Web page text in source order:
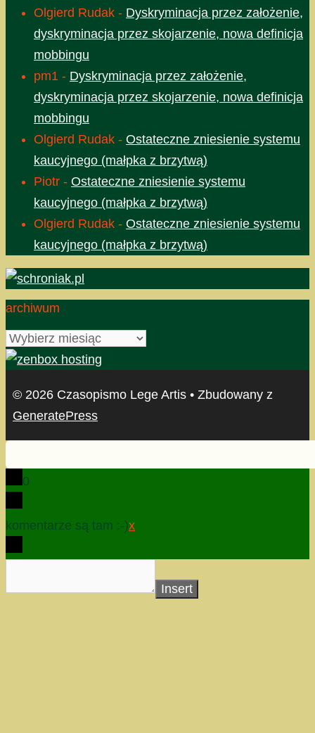
Olgierd Rudak - Dyskryminacja przez założenie,
dyskryminacja przez skojarzenie, nowa definicja
mobbingu
pm1 - Dyskryminacja przez założenie,
dyskryminacja przez skojarzenie, nowa definicja
mobbingu
Olgierd Rudak - Ostateczne zniesienie systemu
kaucyjnego (małpka z brzytwą)
Piotr - Ostateczne zniesienie systemu
kaucyjnego (małpka z brzytwą)
Olgierd Rudak - Ostateczne zniesienie systemu
kaucyjnego (małpka z brzytwą)
archiwum
archiwum
© 2026 Czasopismo Lege Artis • Zbudowany z
GeneratePress
0
komentarze są tam :-)x
Insert